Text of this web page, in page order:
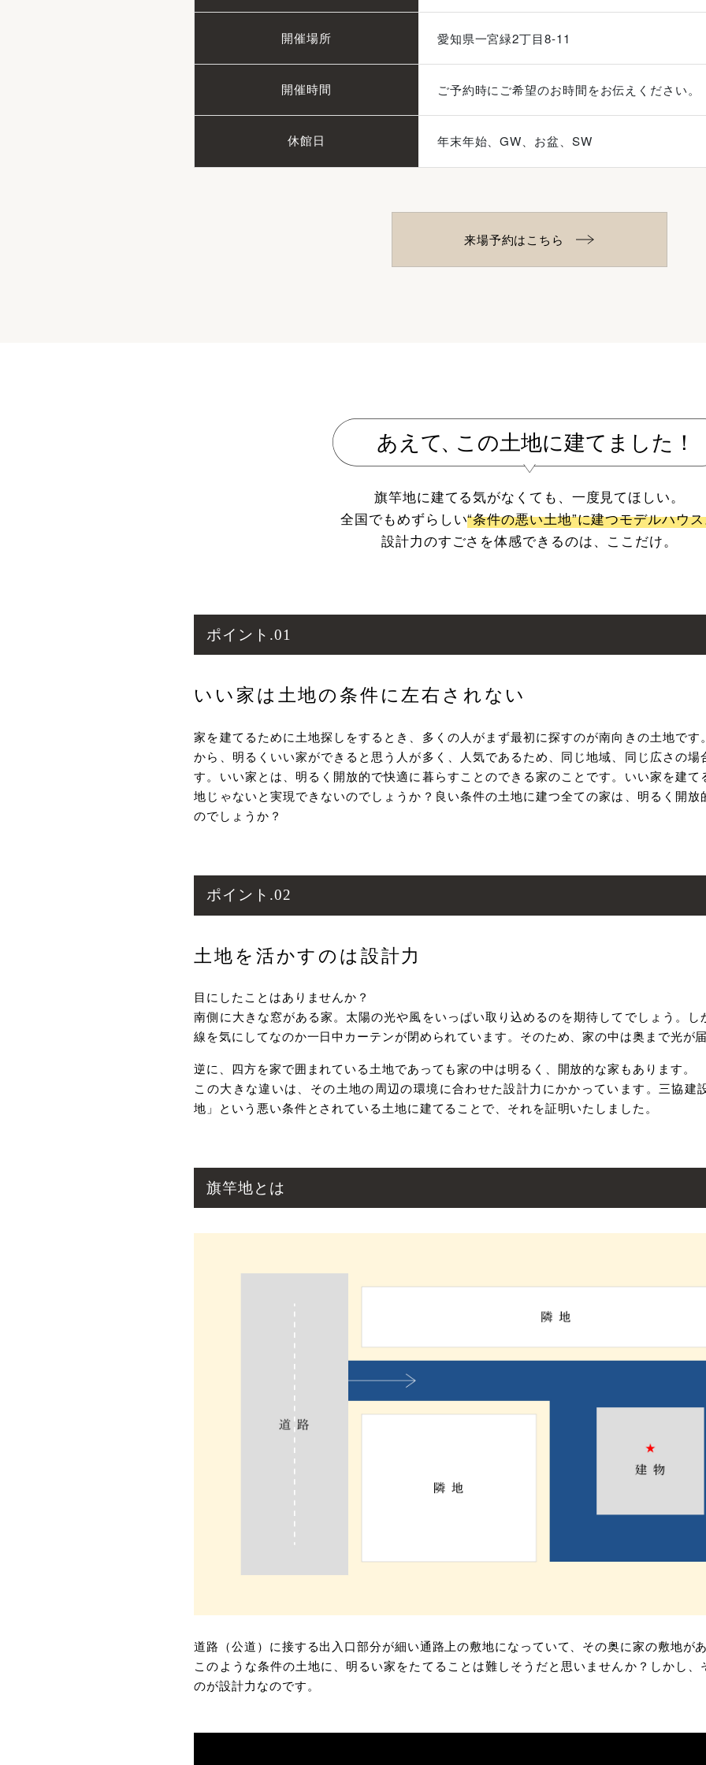
開催場所 愛知県一宮緑2丁目8-11
開催時間 ご予約時にご希望のお時間をお伝えください。
休館日 年末年始、GW、お盆、SW
来場予約はこちら
旗竿地に建てる気がなくても、一度見てほしい。
全国でもめずらしい“条件の悪い土地”に建つモデルハウ
設計力のすごさを体感できるのは、ここだけ。
ポイント.01
いい家は土地の条件に左右されない
家を建てるために⼟地探しをするとき、多くの⼈がまず最初に探すのが南向きの⼟地で
から、明るくいい家ができると思う⼈が多く、⼈気であるため、同じ地域、同じ広さの
す。いい家とは、明るく開放的で快適に暮らすことのできる家のことです。いい家を建
地じゃないと実現できないのでしょうか？良い条件の⼟地に建つ全ての家は、明るく開
のでしょうか？
ポイント.02
⼟地を活かすのは設計⼒
⽬にしたことはありませんか？
南側に⼤きな窓がある家。太陽の光や⾵をいっぱい取り込めるのを期待してでしょう。
線を気にしてなのか⼀⽇中カーテンが閉められています。そのため、家の中は奥まで光が
逆に、四⽅を家で囲まれている⼟地であっても家の中は明るく、開放的な家もあります。
この⼤きな違いは、その⼟地の周辺の環境に合わせた設計⼒にかかっています。三協建
地」という悪い条件とされている⼟地に建てることで、それを証明いたしました。
旗竿地とは
道路（公道）に接する出⼊⼝部分が細い通路上の敷地になっていて、その奥に家の敷地が
このような条件の⼟地に、明るい家をたてることは難しそうだと思いませんか？しかし
のが設計⼒なのです。